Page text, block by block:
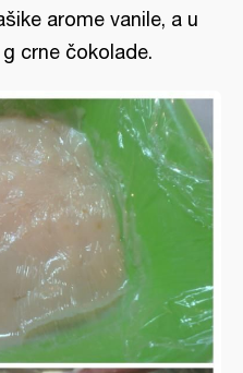
arome vanile, a u
crne čokolade.